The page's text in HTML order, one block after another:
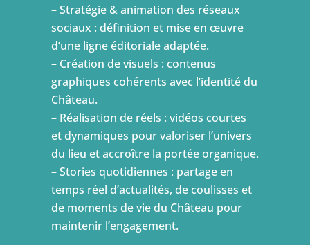
– Stratégie & animation des réseaux
sociaux : définition et mise en œuvre
d’une ligne éditoriale adaptée.
– Création de visuels : contenus
graphiques cohérents avec l’identité du
Château.
– Réalisation de réels : vidéos courtes
et dynamiques pour valoriser l’univers
du lieu et accroître la portée organique.
– Stories quotidiennes : partage en
temps réel d’actualités, de coulisses et
de moments de vie du Château pour
maintenir l’engagement.